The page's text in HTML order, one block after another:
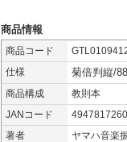
商品情報
商品コード
仕様
菊倍判縦/
商品構成
教則本
JANコード
著者
ヤマハ音楽